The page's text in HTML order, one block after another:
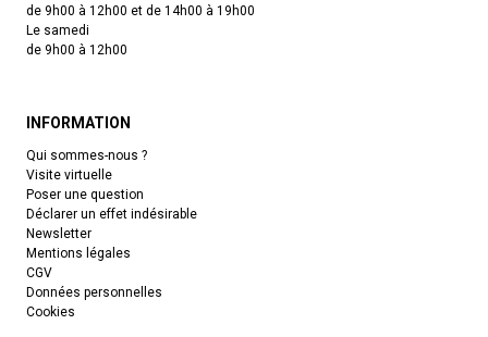
de 9h00 à 12h00 et de 14h00 à 19h00
Le samedi
de 9h00 à 12h00
INFORMATION
Qui sommes-nous ?
Visite virtuelle
Poser une question
Déclarer un effet indésirable
Newsletter
Mentions légales
CGV
Données personnelles
Cookies